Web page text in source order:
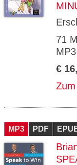
71
€
MP3 PDF